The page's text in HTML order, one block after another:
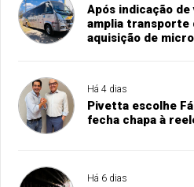
Após indicação
amplia transporte
aquisição de
Há 4 dias
Pivetta escolhe
fecha chapa à
Há 6 dias